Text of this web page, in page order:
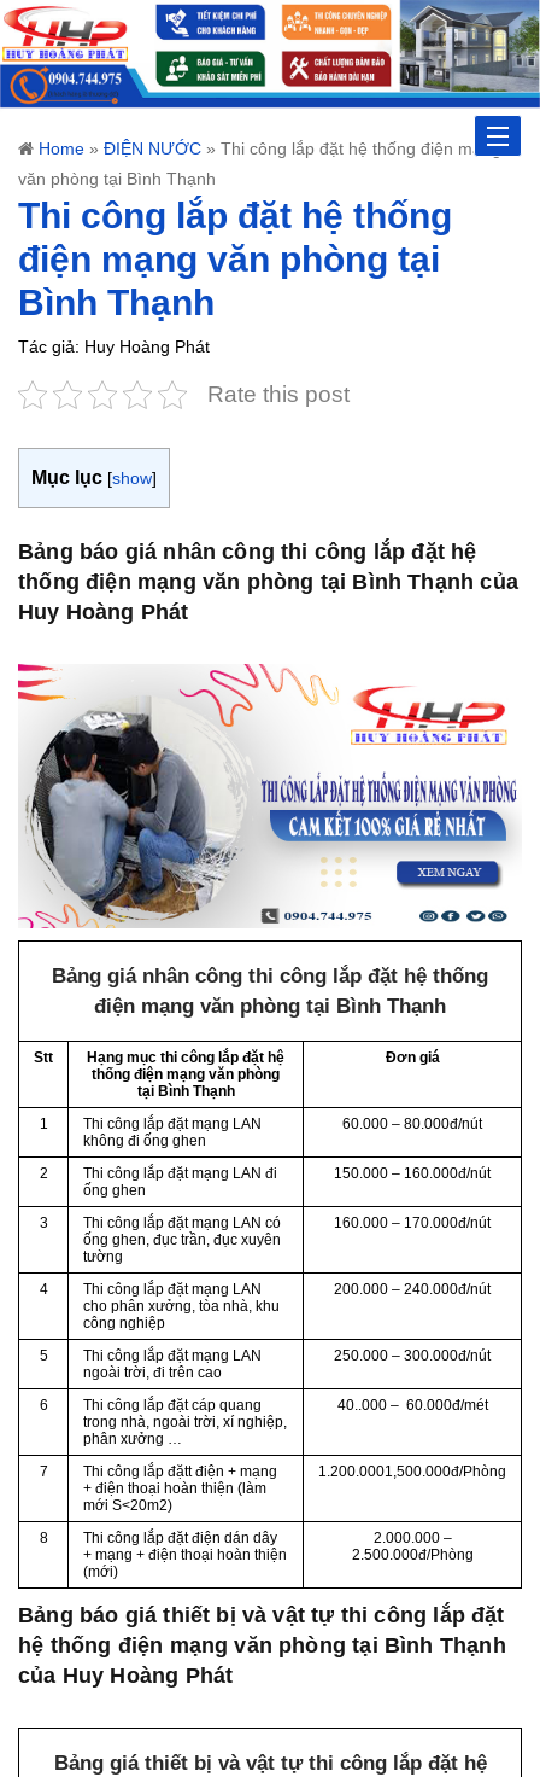
Toggle
Home » ĐIỆN NƯỚC » Thi công lắp đặt hệ thống điện mạng
văn phòng tại Bình Thạnh
Thi công lắp đặt hệ thống
điện mạng văn phòng tại
Bình Thạnh
Tác giả: Huy Hoàng Phát
Rate this post
Mục lục [show]
Bảng báo giá nhân công thi công lắp đặt hệ
thống điện mạng văn phòng tại Bình Thạnh của
Huy Hoàng Phát
Bảng giá nhân công thi công lắp đặt hệ thống
điện mạng văn phòng tại Bình Thạnh
Stt
Hạng mục thi công lắp đặt hệ
thống điện mạng văn phòng
tại Bình Thạnh
Đơn giá
1
Thi công lắp đặt mạng LAN
không đi ống ghen
60.000 – 80.000đ/nút
2
Thi công lắp đặt mạng LAN đi
ống ghen
150.000 – 160.000đ/nút
3
Thi công lắp đặt mạng LAN có
ống ghen, đục trần, đục xuyên
tường
160.000 – 170.000đ/nút
4
Thi công lắp đặt mạng LAN
cho phân xưởng, tòa nhà, khu
công nghiệp
200.000 – 240.000đ/nút
5
Thi công lắp đặt mạng LAN
ngoài trời, đi trên cao
250.000 – 300.000đ/nút
6
Thi công lắp đặt cáp quang
trong nhà, ngoài trời, xí nghiệp,
phân xưởng …
40..000 – 60.000đ/mét
7
Thi công lắp đặtt điện + mạng
+ điện thoại hoàn thiện (làm
mới S<20m2)
1.200.0001,500.000đ/Phòng
8
Thi công lắp đặt điện dán dây
+ mạng + điện thoại hoàn thiện
(mới)
2.000.000 –
2.500.000đ/Phòng
Bảng báo giá thiết bị và vật tự thi công lắp đặt
hệ thống điện mạng văn phòng tại Bình Thạnh
của Huy Hoàng Phát
Bảng giá thiết bị và vật tự thi công lắp đặt hệ